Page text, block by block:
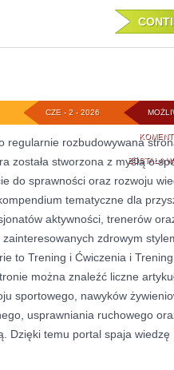
ZOSTAŁA
CZE - 2 - 2026
regularnie rozbudowywana
została stworzona z myślą o
do sprawności oraz rozwoju
tematyczne dla
aktywności, trenerów
zdrowym
to Trening i Ćwiczenia i
można znaleźć liczne
sportowego, nawyków
usprawniania ruchowego
Dzięki temu portal spaja wiedzę